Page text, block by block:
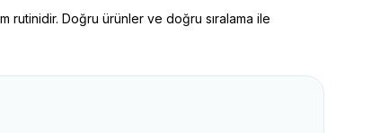
rutinidir. Doğru ürünler ve doğru sıralama ile